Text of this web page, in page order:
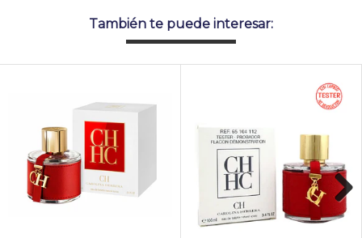
También te puede interesar:
Next